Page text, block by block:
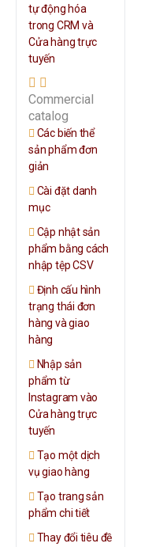
tự động hóa
trong CRM và
Cửa hàng trực
tuyến
Commercial
catalog
Các biến thể
sản phẩm đơn
giản
Cài đặt danh
mục
Cập nhật sản
phẩm bằng cách
nhập tệp CSV
Định cấu hình
trạng thái đơn
hàng và giao
hàng
Nhập sản
phẩm từ
Instagram vào
Cửa hàng trực
tuyến
Tạo một dịch
vụ giao hàng
Tạo trang sản
phẩm chi tiết
Thay đổi tiêu đề